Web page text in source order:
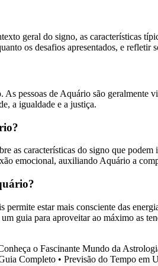
geral do signo, as características
os desafios apresentados, e
pessoas de Aquário são geralmente
a igualdade e a justiça.
as características do signo que
emocional, auxiliando Aquário a
estar mais consciente das
guia para aproveitar ao máximo as
o Fascinante Mundo da
Completo • Previsão do Tempo em